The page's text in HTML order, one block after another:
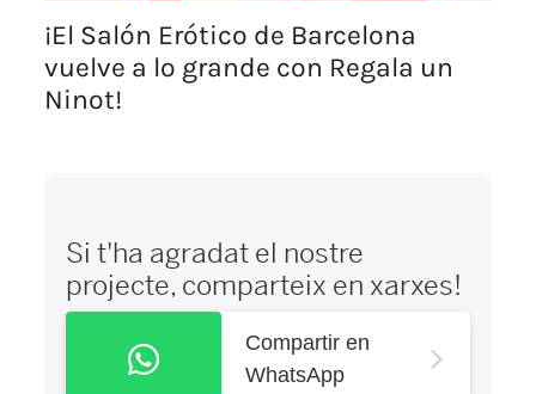
¡El Salón Erótico de Barcelona
vuelve a lo grande con Regala un
Ninot!
Si t'ha agradat el nostre
projecte, comparteix en xarxes!
Compartir en
WhatsApp